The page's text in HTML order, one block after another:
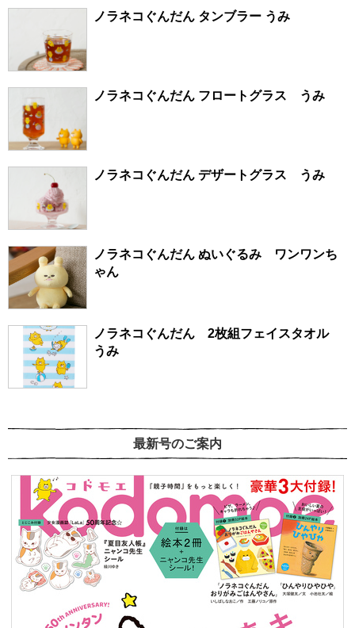
ノラネコぐんだん タンブラー うみ
ノラネコぐんだん フロートグラス うみ
ノラネコぐんだん デザートグラス うみ
ノラネコぐんだん ぬいぐるみ ワンワンち
ゃん
ノラネコぐんだん 2枚組フェイスタオル
うみ
最新号のご案内